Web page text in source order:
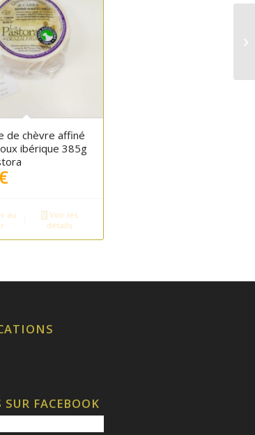
de chèvre affiné
ibérique 385g
au
Voir les
détails
FACEBOOK